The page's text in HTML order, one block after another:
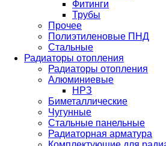
Фитинги
Трубы
Прочее
Полиэтиленовые ПНД
Стальные
Радиаторы отопления
Радиаторы отопления
Алюминиевые
НРЗ
Биметаллические
Чугунные
Стальные панельные
Радиаторная арматура